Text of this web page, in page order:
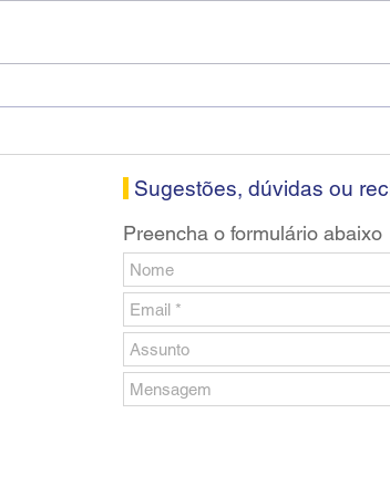
Sugestões, dúvidas ou
Preencha o formulário abaixo